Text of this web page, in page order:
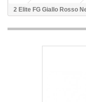
2 Elite FG Giallo Rosso